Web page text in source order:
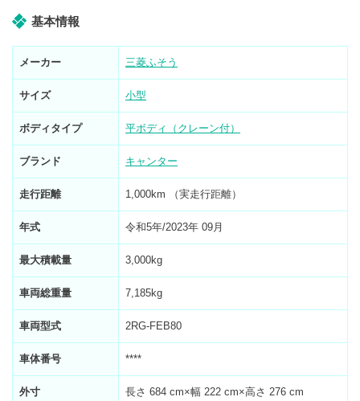
基本情報
メーカー 三菱ふそう
サイズ 小型
ボディタイプ 平ボディ（クレーン付）
ブランド キャンター
走行距離 1,000km （実走行距離）
年式 令和5年/2023年 09月
最大積載量 3,000kg
車両総重量 7,185kg
車両型式 2RG-FEB80
車体番号 ****
外寸 長さ 684 cm×幅 222 cm×高さ 276 cm